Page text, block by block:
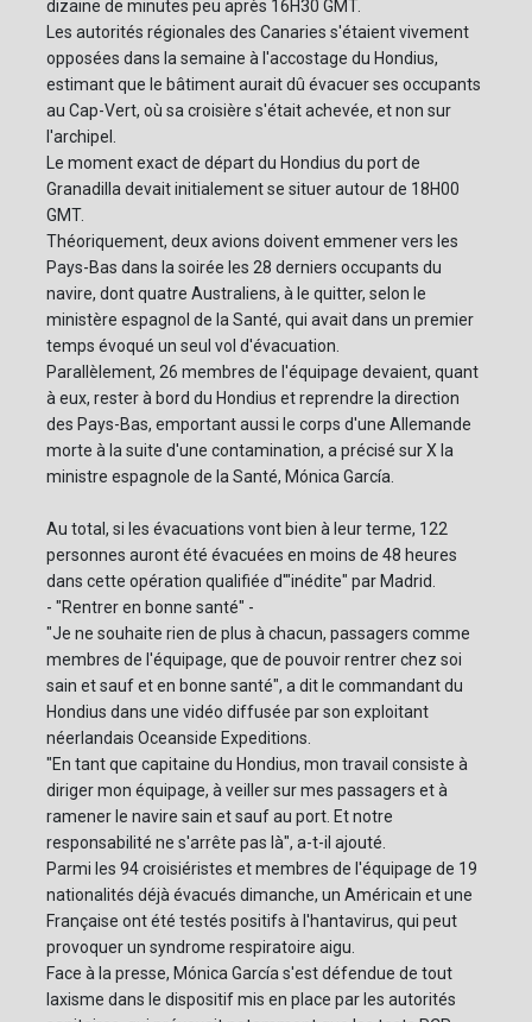
dizaine de minutes peu après 16H30 GMT.
Les autorités régionales des Canaries s'étaient vivement
opposées dans la semaine à l'accostage du Hondius,
estimant que le bâtiment aurait dû évacuer ses occupants
au Cap-Vert, où sa croisière s'était achevée, et non sur
l'archipel.
Le moment exact de départ du Hondius du port de
Granadilla devait initialement se situer autour de 18H00
GMT.
Théoriquement, deux avions doivent emmener vers les
Pays-Bas dans la soirée les 28 derniers occupants du
navire, dont quatre Australiens, à le quitter, selon le
ministère espagnol de la Santé, qui avait dans un premier
temps évoqué un seul vol d'évacuation.
Parallèlement, 26 membres de l'équipage devaient, quant
à eux, rester à bord du Hondius et reprendre la direction
des Pays-Bas, emportant aussi le corps d'une Allemande
morte à la suite d'une contamination, a précisé sur X la
ministre espagnole de la Santé, Mónica García.
Au total, si les évacuations vont bien à leur terme, 122
personnes auront été évacuées en moins de 48 heures
dans cette opération qualifiée d'"inédite" par Madrid.
- "Rentrer en bonne santé" -
"Je ne souhaite rien de plus à chacun, passagers comme
membres de l'équipage, que de pouvoir rentrer chez soi
sain et sauf et en bonne santé", a dit le commandant du
Hondius dans une vidéo diffusée par son exploitant
néerlandais Oceanside Expeditions.
"En tant que capitaine du Hondius, mon travail consiste à
diriger mon équipage, à veiller sur mes passagers et à
ramener le navire sain et sauf au port. Et notre
responsabilité ne s'arrête pas là", a-t-il ajouté.
Parmi les 94 croisiéristes et membres de l'équipage de 19
nationalités déjà évacués dimanche, un Américain et une
Française ont été testés positifs à l'hantavirus, qui peut
provoquer un syndrome respiratoire aigu.
Face à la presse, Mónica García s'est défendue de tout
laxisme dans le dispositif mis en place par les autorités